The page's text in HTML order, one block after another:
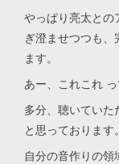
やっぱり亮太との
ぎ澄ませつつも
ます。
あー、これこれ
多分、聴いてい
と思っております。
自分の音作りの